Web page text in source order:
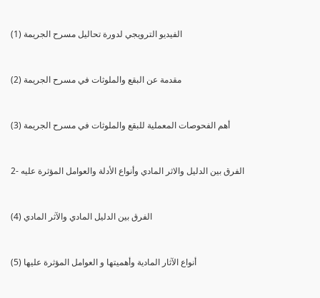
(1) الفيديو الترويجي لدورة تحاليل مسرح الجريمة
(2) مقدمة عن البقع والملوثات في مسرح الجريمة
(3) أهم الفحوصات المعملية للبقع والملوثات في مسرح الجريمة
2- الفرق بين الدليل والاثر المادي وأنواع الأدلة والعوامل المؤثرة عليه
(4) الفرق بين الدليل المادي والآثر المادي
(5) أنواع الآثار المادية وأهميتها و العوامل المؤثرة عليها